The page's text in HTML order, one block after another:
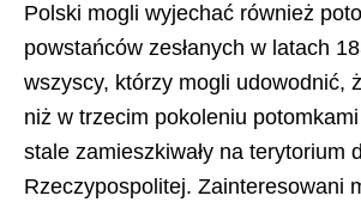
Polski mogli wyjechać również
powstańców zesłanych w latach
wszyscy, którzy mogli udowodnić,
niż w trzecim pokoleniu
stale zamieszkiwały na terytorium
Rzeczypospolitej. Zainteresowani